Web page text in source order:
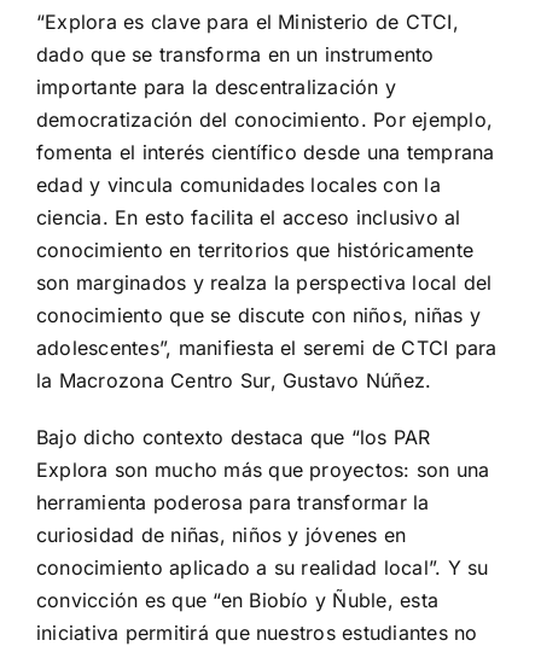
“Explora es clave para el Ministerio de CTCI,
dado que se transforma en un instrumento
importante para la descentralización y
democratización del conocimiento. Por ejemplo,
fomenta el interés científico desde una temprana
edad y vincula comunidades locales con la
ciencia. En esto facilita el acceso inclusivo al
conocimiento en territorios que históricamente
son marginados y realza la perspectiva local del
conocimiento que se discute con niños, niñas y
adolescentes”, manifiesta el seremi de CTCI para
la Macrozona Centro Sur, Gustavo Núñez.
Bajo dicho contexto destaca que “los PAR
Explora son mucho más que proyectos: son una
herramienta poderosa para transformar la
curiosidad de niñas, niños y jóvenes en
conocimiento aplicado a su realidad local”. Y su
convicción es que “en Biobío y Ñuble, esta
iniciativa permitirá que nuestros estudiantes no